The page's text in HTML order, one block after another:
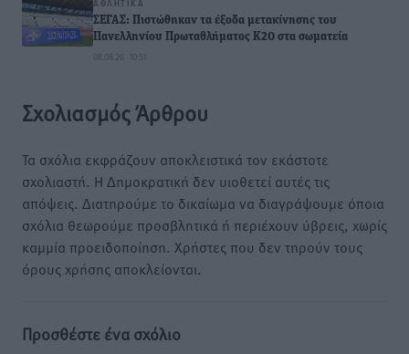
ΑΘΛΗΤΙΚΆ
ΣΕΓΑΣ: Πιστώθηκαν τα έξοδα μετακίνησης του
Πανελληνίου Πρωταθλήματος Κ20 στα σωματεία
08.08.26 · 10:51
Σχολιασμός Άρθρου
Τα σχόλια εκφράζουν αποκλειστικά τον εκάστοτε
σχολιαστή. Η Δημοκρατική δεν υιοθετεί αυτές τις
απόψεις. Διατηρούμε το δικαίωμα να διαγράψουμε όποια
σχόλια θεωρούμε προσβλητικά ή περιέχουν ύβρεις, χωρίς
καμμία προειδοποίηση. Χρήστες που δεν τηρούν τους
όρους χρήσης αποκλείονται.
Προσθέστε ένα σχόλιο